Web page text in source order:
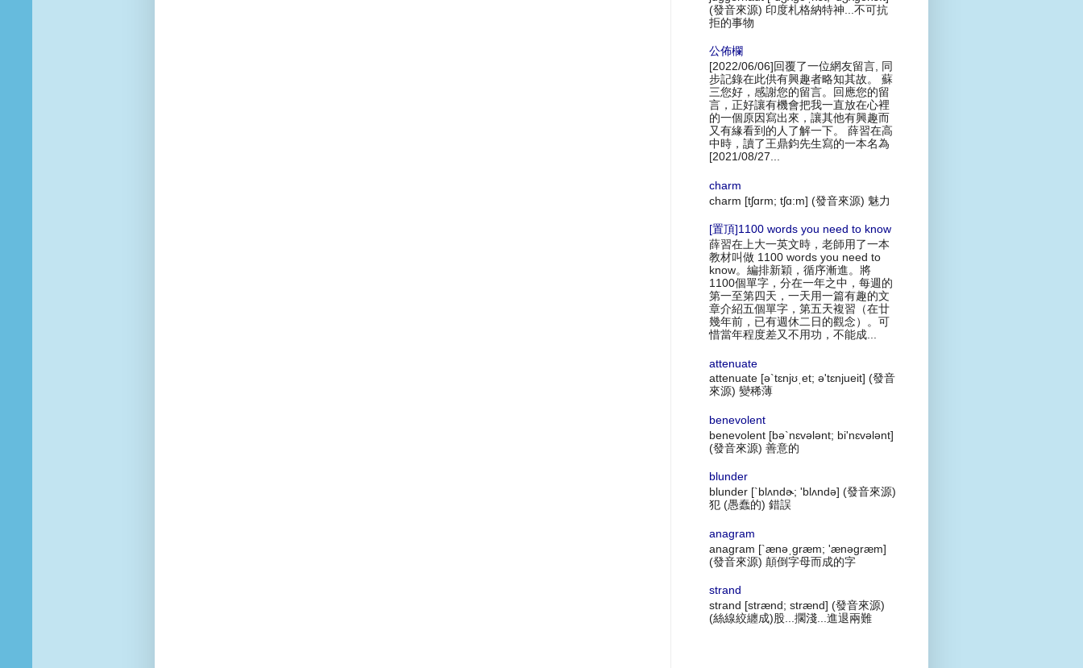
(發音來源) 印度札格納特神...不可抗
拒的事物
公佈欄
[2022/06/06]回覆了一位網友留言, 同
步記錄在此供有興趣者略知其故。 蘇
三您好，感謝您的留言。回應您的留
言，正好讓有機會把我一直放在心裡
的一個原因寫出來，讓其他有興趣而
又有緣看到的人了解一下。 薛習在高
中時，讀了王鼎鈞先生寫的一本名為
[2021/08/27...
charm
charm [tʃɑrm; tʃɑ:m] (發音來源) 魅力
[置頂]1100 words you need to know
薛習在上大一英文時，老師用了一本
教材叫做 1100 words you need to
know。編排新穎，循序漸進。將
1100個單字，分在一年之中，每週的
第一至第四天，一天用一篇有趣的文
章介紹五個單字，第五天複習（在廿
幾年前，已有週休二日的觀念）。可
惜當年程度差又不用功，不能成...
attenuate
attenuate [ə`tɛnjʊˌet; ə'tɛnjueit] (發音
來源) 變稀薄
benevolent
benevolent [bə`nɛvələnt; bi'nɛvələnt]
(發音來源) 善意的
blunder
blunder [`blʌndɚ; 'blʌndə] (發音來源)
犯 (愚蠢的) 錯誤
anagram
anagram [`ænəˌgræm; 'ænəgræm]
(發音來源) 顛倒字母而成的字
strand
strand [strænd; strænd] (發音來源)
(絲線絞纏成)股...擱淺...進退兩難